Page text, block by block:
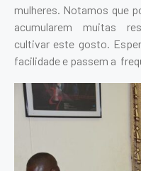
mulheres. Notamos que
acumularem muitas
cultivar este gosto.
facilidade e passem a